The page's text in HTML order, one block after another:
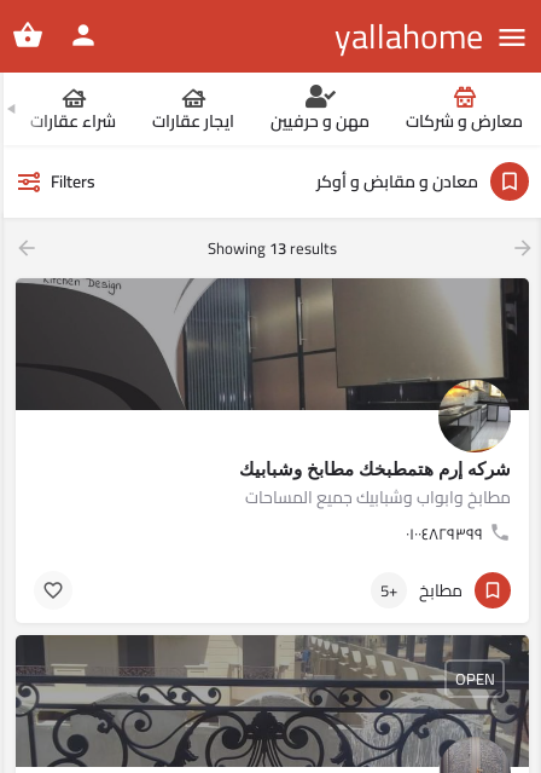
yallahome
معارض و شركات مهن و حرفيين ايجار عقارات
شراء عقارات
معادن و مقابض و أوكر
Filters
Showing13results
شركه إرم هتمطبخك مطابخ وشبابيك
مطابخ وابواب وشبابيك جميع المساحات
٠١٠٠٤٨٢٩٣٩٩
مطابخ +5
OPEN